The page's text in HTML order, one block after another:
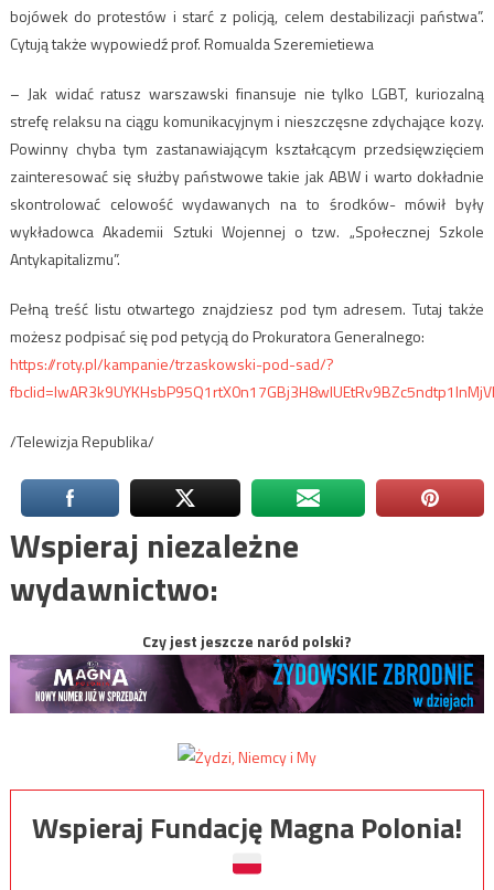
bojówek do protestów i starć z policją, celem destabilizacji państwa”.
Cytują także wypowiedź prof. Romualda Szeremietiewa
– Jak widać ratusz warszawski finansuje nie tylko LGBT, kuriozalną
strefę relaksu na ciągu komunikacyjnym i nieszczęsne zdychające kozy.
Powinny chyba tym zastanawiającym kształcącym przedsięwzięciem
zainteresować się służby państwowe takie jak ABW i warto dokładnie
skontrolować celowość wydawanych na to środków- mówił były
wykładowca Akademii Sztuki Wojennej o tzw. „Społecznej Szkole
Antykapitalizmu”.
Pełną treść listu otwartego znajdziesz pod tym adresem. Tutaj także
możesz podpisać się pod petycją do Prokuratora Generalnego:
https://roty.pl/kampanie/trzaskowski-pod-sad/?
/Telewizja Republika/
Wspieraj niezależne
wydawnictwo:
Czy jest jeszcze naród polski?
Wspieraj Fundację Magna Polonia!